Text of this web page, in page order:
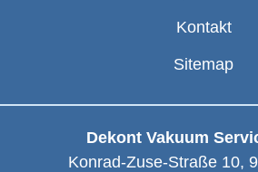
Kontakt
Sitemap
Dekont Vakuum
Konrad-Zuse-Straße 10,